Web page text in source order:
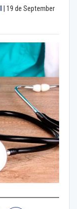
19 de September